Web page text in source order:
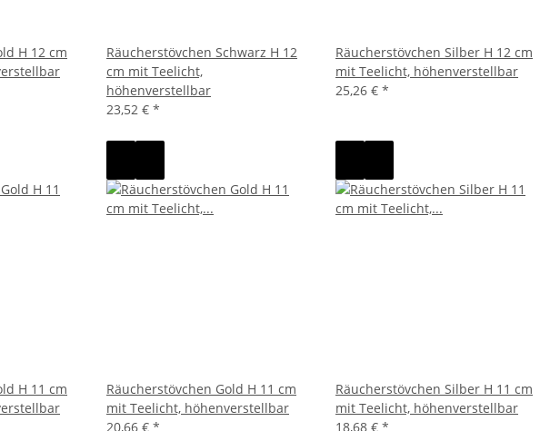
H 12 cm
Räucherstövchen Schwarz H 12
cm mit Teelicht,
höhenverstellbar
23,52 € *
Räucherstövchen Silber H 12 cm
mit Teelicht, höhenverstellbar
25,26 € *
H 11 cm
Räucherstövchen Gold H 11 cm
mit Teelicht, höhenverstellbar
20,66 € *
Räucherstövchen Silber H 11 cm
mit Teelicht, höhenverstellbar
18,68 € *